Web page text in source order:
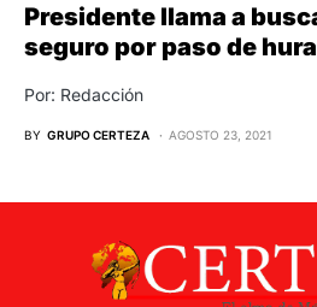
Presidente llama a
seguro por paso de
Por: Redacción
BY GRUPO CERTEZA AGOSTO 23, 2021